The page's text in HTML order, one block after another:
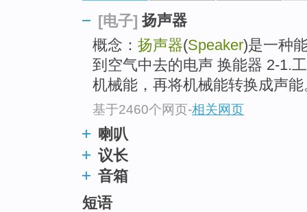
[电子] 扬声器
概念： 扬声器(Speaker)是一种
到空气中去的电声 换能器 2-1.
机械能，再将机械能转换成声能
基于2460个网页-相关网页
喇叭
议长
音箱
短语